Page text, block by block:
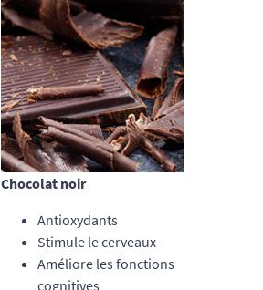
Chocolat noir
Antioxydants
Stimule le cerveaux
Améliore les fonctions
cognitives